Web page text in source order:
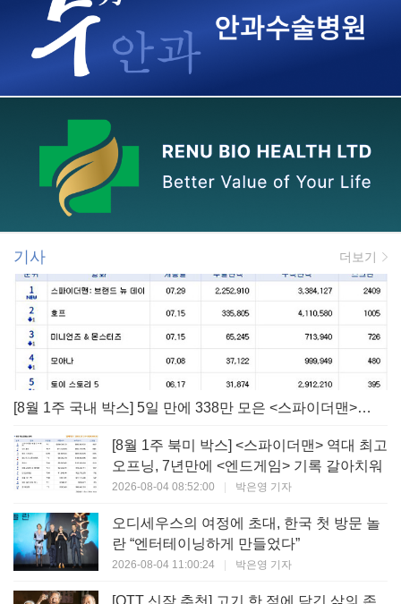
기사 더보기
[8월 1주 국내 박스] 5일 만에 338만 모은 <스파이더맨> 극장가 235% 대반등, <호프>는 400만 돌파
[8월 1주 북미 박스] <스파이더맨> 역대 최고
오프닝, 7년만에 <엔드게임> 기록 갈아치워
2026-08-04 08:52:00 | 박은영 기자
오디세우스의 여정에 초대, 한국 첫 방문 놀
란 “엔터테이닝하게 만들었다”
2026-08-04 11:00:24 | 박은영 기자
[OTT 신작 추천] 고기 한 점에 담긴 삶의 존